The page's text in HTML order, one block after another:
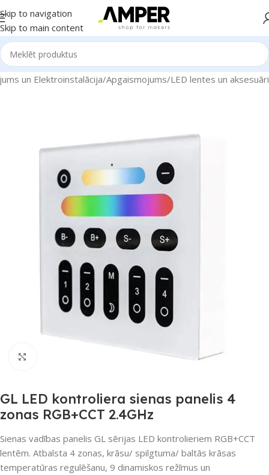
Skip to navigation
Skip to main content
un Elektroinstalācija/Apgaismojums/LED lentes un aksesuāri
GL LED kontroliera sienas panelis 4
zonas RGB+CCT 2.4GHz
Sienas vadības panelis GL sērijas LED kontrolieriem RGB+CCT
lentēm. Atbalsta 4 zonas, krāsu/ spilgtuma/ baltās krāsas
temperatūras regulēšanu, 9 dinamiskos režīmus un